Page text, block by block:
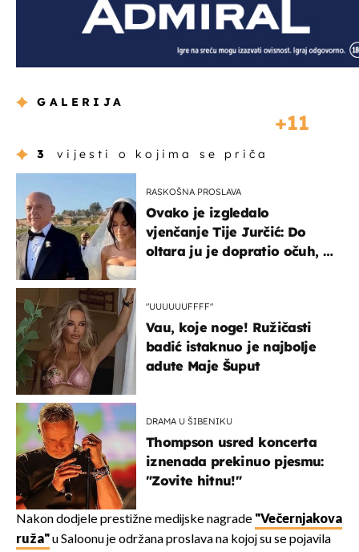
GALERIJA
11
3 vijesti o kojima se priča
RASKOŠNA PROSLAVA
Ovako je izgledalo
vjenčanje Tije Jurčić: Do
oltara ju je dopratio očuh, a
"UUUUUUFFFF"
Vau, koje noge! Ružičasti
badić istaknuo je najbolje
adute Maje Šuput
DRAMA U ŠIBENIKU
Thompson usred koncerta
iznenada prekinuo pjesmu:
"Zovite hitnu!"
Nakon dodjele prestižne medijske nagrade "Večernjakova
ruža"u Saloonu je održana proslava na kojoj su se pojavila